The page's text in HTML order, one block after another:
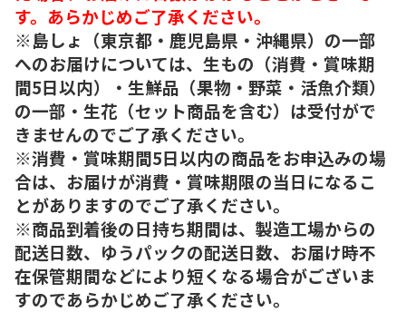
す。あらかじめご了承ください。
※島しょ（東京都・鹿児島県・沖縄県）の一部
へのお届けについては、生もの（消費・賞味期
間5日以内）・生鮮品（果物・野菜・活魚介類）
の一部・生花（セット商品を含む）は受付がで
きませんのでご了承ください。
※消費・賞味期間5日以内の商品をお申込みの場
合は、お届けが消費・賞味期限の当日になるこ
とがありますのでご了承ください。
※商品到着後の日持ち期間は、製造工場からの
配送日数、ゆうパックの配送日数、お届け時不
在保管期間などにより短くなる場合がございま
すのであらかじめご了承ください。